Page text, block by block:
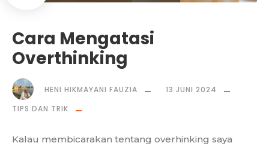
Cara Mengatasi
Overthinking
HENI HIKMAYANI FAUZIA
13 JUNI 2024
TIPS DAN TRIK
Kalau membicarakan tentang overhinking saya